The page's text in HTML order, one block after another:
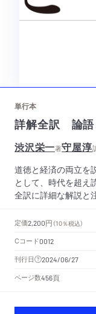
単行本
詳解全訳 論語
渋沢栄一著守屋淳
道徳と経済の両立を
として、時代を超え
全訳に詳細な解説と
定価2,200円 （10％税込）
Cコード0012
刊行日
2024/06/27
ページ数456頁